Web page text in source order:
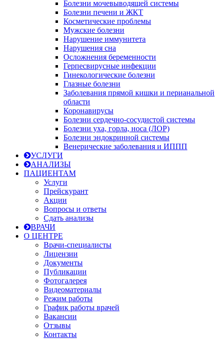
Болезни мочевыводящей системы
Болезни печени и ЖКТ
Косметические проблемы
Мужские болезни
Нарушение иммунитета
Нарушения сна
Осложнения беременности
Герпесвирусные инфекции
Гинекологические болезни
Глазные болезни
Заболевания прямой кишки и перианальной
области
Коронавирусы
Болезни сердечно-сосудистой системы
Болезни уха, горла, носа (ЛОР)
Болезни эндокринной системы
Венерические заболевания и ИППП
УСЛУГИ
АНАЛИЗЫ
ПАЦИЕНТАМ
Услуги
Прейскурант
Акции
Вопросы и ответы
Сдать анализы
ВРАЧИ
О ЦЕНТРЕ
Врачи-специалисты
Лицензии
Документы
Публикации
Фотогалерея
Видеоматериалы
Режим работы
График работы врачей
Вакансии
Отзывы
Контакты